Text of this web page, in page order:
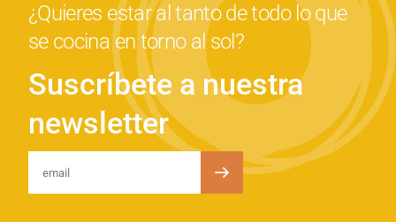
¿Quieres estar al tanto de todo lo que
se cocina en torno al sol?
Suscríbete a nuestra
newsletter